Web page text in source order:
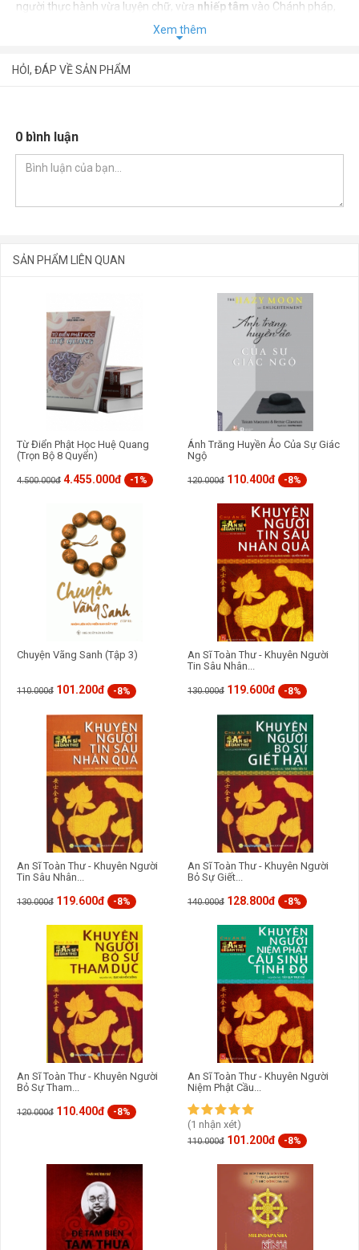
người thực hành vừa luyện chữ, vừa nhiếp tâm vào Chánh pháp,
nhằm đạt được an lạc và kiên cố trong quá trình tu học.
Xem thêm
HỎI, ĐÁP VỀ SẢN PHẨM
0 bình luận
SẢN PHẨM LIÊN QUAN
Từ Điển Phật Học Huệ Quang
(Trọn Bộ 8 Quyển)
4.500.000đ 4.455.000đ -1%
Ánh Trăng Huyền Ảo Của Sự Giác
Ngộ
120.000đ 110.400đ -8%
Chuyện Vãng Sanh (Tập 3)
110.000đ 101.200đ -8%
An Sĩ Toàn Thư - Khuyên Người
Tin Sâu Nhân...
130.000đ 119.600đ -8%
An Sĩ Toàn Thư - Khuyên Người
Tin Sâu Nhân...
130.000đ 119.600đ -8%
An Sĩ Toàn Thư - Khuyên Người
Bỏ Sự Giết...
140.000đ 128.800đ -8%
An Sĩ Toàn Thư - Khuyên Người
Bỏ Sự Tham...
120.000đ 110.400đ -8%
An Sĩ Toàn Thư - Khuyên Người
Niệm Phật Cầu...
(1 nhận xét)
110.000đ 101.200đ -8%